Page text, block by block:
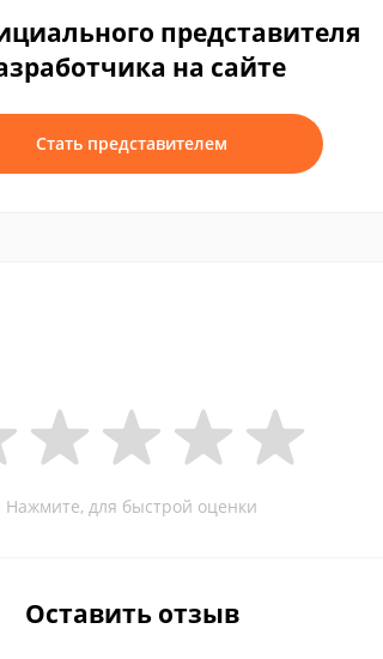
представителя
на сайте
Стать представителем
Нажмите, для быстрой оценки
Оставить отзыв